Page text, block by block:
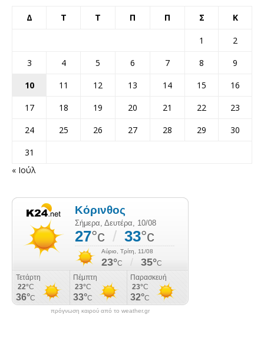
Δ Τ Τ Π Π Σ Κ
1
2
3
4 5 6 7 8
9
10
11 12 13 14 15
16
17
18 19 20 21 22
23
24
25 26 27 28 29
30
31
« Ιούλ
πρόγνωση καιρού από το weather.gr